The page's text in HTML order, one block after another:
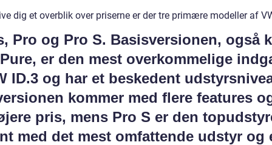
dig et overblik over priserne er der tre primære modeller af
Pro og Pro S. Basisversionen, også
er den mest overkommelige
ID.3 og har et beskedent
kommer med flere features
pris, mens Pro S er den
med det mest omfattende udstyr og